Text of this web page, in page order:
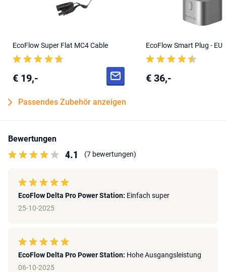
EcoFlow Super Flat MC4 Cable
€ 19,-
EcoFlow Smart Plug - EU
€ 36,-
Passendes Zubehör anzeigen
Bewertungen
4.1 (7 bewertungen)
EcoFlow Delta Pro Power Station: Einfach super
25-10-2025
EcoFlow Delta Pro Power Station: Hohe Ausgangsleistung
06-10-2025